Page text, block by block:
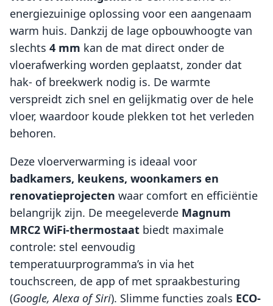
energiezuinige oplossing voor een aangenaam
warm huis. Dankzij de lage opbouwhoogte van
slechts 4 mm kan de mat direct onder de
vloerafwerking worden geplaatst, zonder dat
hak- of breekwerk nodig is. De warmte
verspreidt zich snel en gelijkmatig over de hele
vloer, waardoor koude plekken tot het verleden
behoren.
Deze vloerverwarming is ideaal voor
badkamers, keukens, woonkamers en
renovatieprojecten waar comfort en efficiëntie
belangrijk zijn. De meegeleverde Magnum
MRC2 WiFi-thermostaat biedt maximale
controle: stel eenvoudig
temperatuurprogramma’s in via het
touchscreen, de app of met spraakbesturing
(Google, Alexa of Siri). Slimme functies zoals ECO-